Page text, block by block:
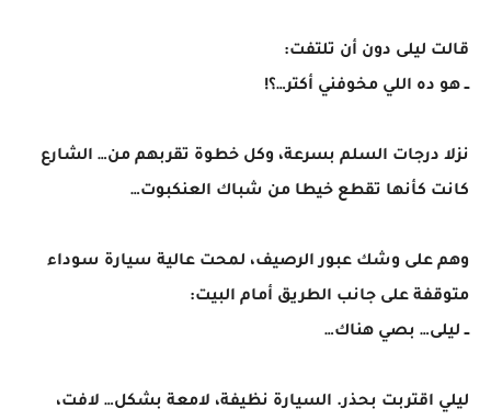
قالت ليلى دون أن تلتفت:
ــ هو ده اللي مخوفني أكتر…؟!
نزلا درجات السلم بسرعة، وكل خطوة تقربهم من… الشارع
كانت كأنها تقطع خيطا من شباك العنكبوت…
وهم على وشك عبور الرصيف، لمحت عالية سيارة سوداء
متوقفة على جانب الطريق أمام البيت:
ــ ليلى… بصي هناك…
ليلي اقتربت بحذر. السيارة نظيفة، لامعة بشكل… لافت،